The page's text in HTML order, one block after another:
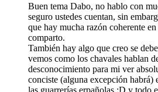
Buen tema Dabo, no hablo con
seguro ustedes cuentan, sin
que hay mucha razón coherente
comparto.
También hay algo que creo se
vemos como los chavales hablan
desconocimiento para mi ver
conciste (alguna excepción habrá)
las guarrerías erpañolas :D y todo